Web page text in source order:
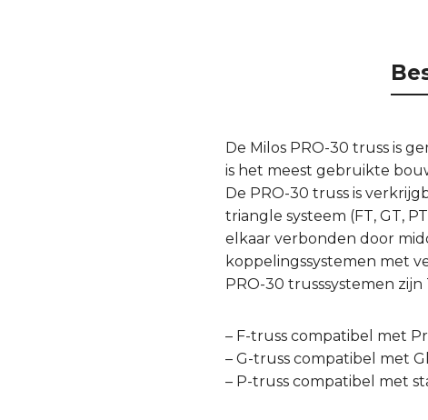
De Milos PRO-30 truss is
is het meest gebruikte
De PRO-30 truss is
triangle systeem (FT, GT,
elkaar verbonden door
koppelingssystemen met
PRO-30 trusssystemen
– F-truss compatibel met
– G-truss compatibel met
– P-truss compatibel met